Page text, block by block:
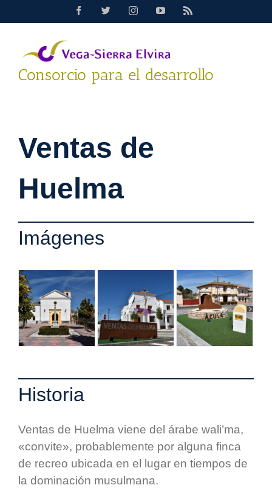
FacebookTwitterInstagramYouTubeRss
Consorcio para el desarrollo
Ventas de
Huelma
Imágenes
Historia
Ventas de Huelma viene del árabe wali’ma,
«convite», probablemente por alguna finca
de recreo ubicada en el lugar en tiempos de
la dominación musulmana.